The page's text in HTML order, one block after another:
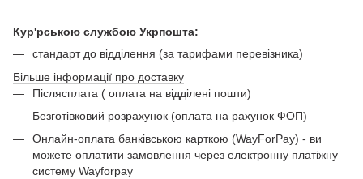
Кур'рською службою Укрпошта:
стандарт до відділення (за тарифами перевізника)
Більше інформації про доставку
Післясплата ( оплата на відділені пошти)
Безготівковий розрахунок (оплата на рахунок ФОП)
Онлайн-оплата банківською карткою (WayForPay) - ви
можете оплатити замовлення через електронну платіжну
систему Wayforpay